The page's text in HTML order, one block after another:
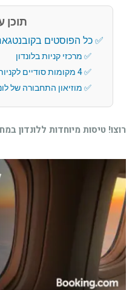
תוכן
כל הפוסטים
מרכזי קניות בלונדון
4 מקומות סודיים לקניות בלונדון
מוזיאון התחבורה של
רוצו! טיסות מיוחדות ללונדון